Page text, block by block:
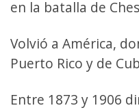
en la batalla de
Volvió a América,
Puerto Rico y de
Entre 1873 y 1906